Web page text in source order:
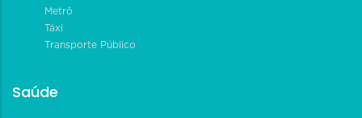
Metrô
Táxi
Transporte Público
Saúde